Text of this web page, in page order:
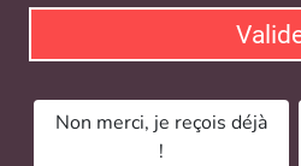
Non merci, je reçois déjà
!